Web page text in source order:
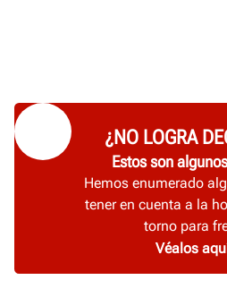
¿NO LOGRA
Estos son
Hemos enumerado
tener en cuenta a la
torno para
Véalos